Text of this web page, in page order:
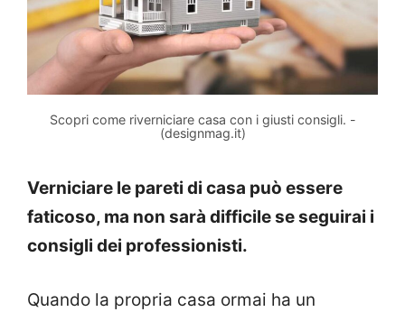
Scopri come riverniciare casa con i giusti consigli. -
(designmag.it)
Verniciare le pareti di casa può essere
faticoso, ma non sarà difficile se seguirai i
consigli dei professionisti.
Quando la propria casa ormai ha un